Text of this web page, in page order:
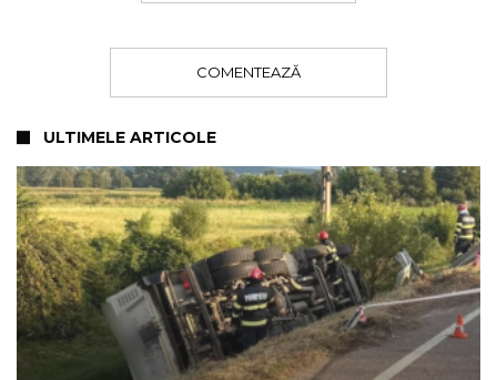
COMENTEAZĂ
ULTIMELE ARTICOLE